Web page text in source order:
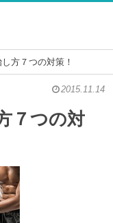
方７つの対策！
2015.11.14
７つの対